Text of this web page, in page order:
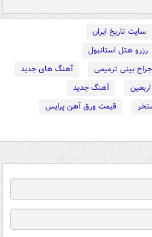
سایت تاریخ ایران
رزرو هتل استانبول
بینی ترمیمی
آهنگ های جدید
آهنگ جدید
قیمت ورق آهن پرایس